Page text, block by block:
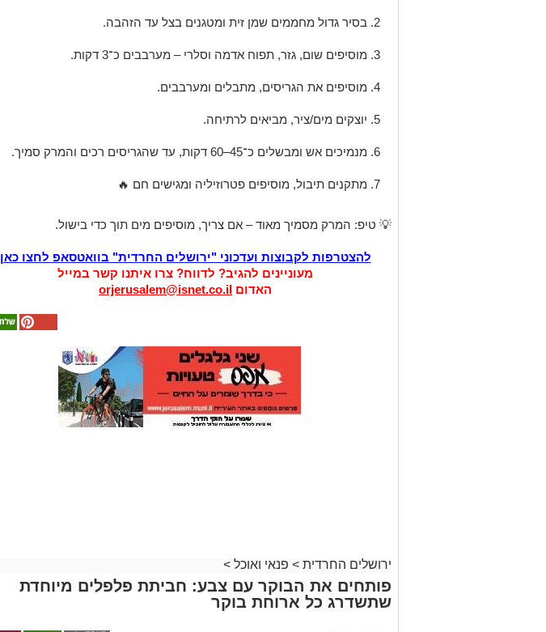
בסיר גדול מחממים שמן זית ומטגנים בצל עד הזהבה.
מוסיפים שום, גזר, תפוח אדמה וסלרי – מערבבים כ־3 דקות.
מוסיפים את הגריסים, מתבלים ומערבבים.
יוצקים מים/ציר, מביאים לרתיחה.
מנמיכים אש ומבשלים כ־45–60 דקות, עד שהגריסים רכים והמרק סמיך.
מתקנים תיבול, מוסיפים פטרוזיליה ומגישים חם 🔥
💡 טיפ: המרק מסמיך מאוד – אם צריך, מוסיפים מים תוך כדי בישול.
להצטרפות לקבוצות ועדכוני "ירושלים החרדית" בוואטסאפ לחצו כאן
מעוניינים להגיב? לדווח? צרו איתנו קשר במייל
האדום orjerusalem@isnet.co.il
ירושלים החרדית > פנאי ואוכל >
פותחים את הבוקר עם צבע: חביתת פלפלים מיוחדת
שתשדרג כל ארוחת בוקר